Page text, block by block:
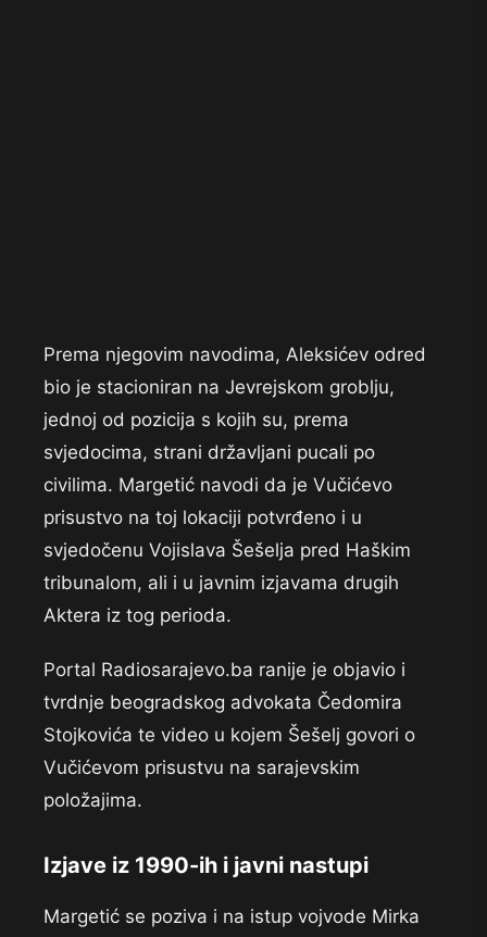
Prema njegovim navodima, Aleksićev odred
bio je stacioniran na Jevrejskom groblju,
jednoj od pozicija s kojih su, prema
svjedocima, strani državljani pucali po
civilima. Margetić navodi da je Vučićevo
prisustvo na toj lokaciji potvrđeno i u
svjedočenu Vojislava Šešelja pred Haškim
tribunalom, ali i u javnim izjavama drugih
Aktera iz tog perioda.
Portal Radiosarajevo.ba ranije je objavio i
tvrdnje beogradskog advokata Čedomira
Stojkovića te video u kojem Šešelj govori o
Vučićevom prisustvu na sarajevskim
položajima.
Izjave iz 1990-ih i javni nastupi
Margetić se poziva i na istup vojvode Mirka